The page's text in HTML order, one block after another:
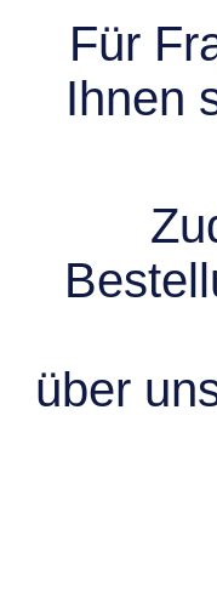
Für
Ihnen
über